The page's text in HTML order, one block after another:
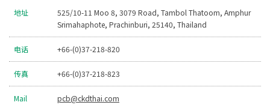
地址
525/10-11 Moo 8, 3079 Road, Tambol Thatoom, Amphur
Srimahaphote, Prachinburi, 25140, Thailand
电话 +66-(0)37-218-820
传真 +66-(0)37-218-823
Mail pcb@ckdthai.com